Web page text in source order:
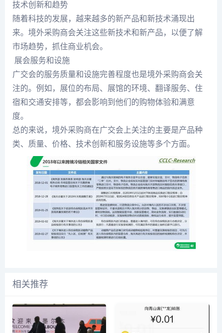
技术创新和趋势
随着科技的发展，越来越多的新产品和新技术涌现出
来。境外采购商会关注这些新技术和新产品，以便了解
市场趋势，抓住商业机会。
展会服务和设施
广交会的服务质量和设施完善程度也是境外采购商会关
注的。例如，展位的布局、展馆的环境、翻译服务、住
宿和交通安排等，都会影响到他们的购物体验和满意
度。
总的来说，境外采购商在广交会上关注的主要是产品种
类、质量、价格、技术创新和服务设施等多个方面。
相关推荐